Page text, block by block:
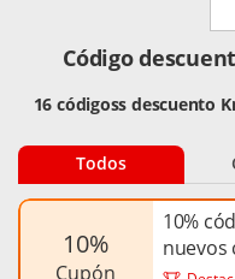
Código
16 códigoss descuento
Todos
10%
cupón
10%
nuevos